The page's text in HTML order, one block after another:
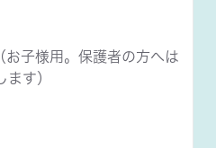
お子様用。保護者の方へは
す）